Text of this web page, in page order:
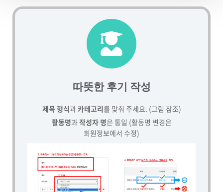
따뜻한 후기 작성
제목 형식과카테고리를 맞춰 주세요. (그림 참조)
활동명과작성자 명은 통일 (활동명 변경은
회원정보에서 수정)